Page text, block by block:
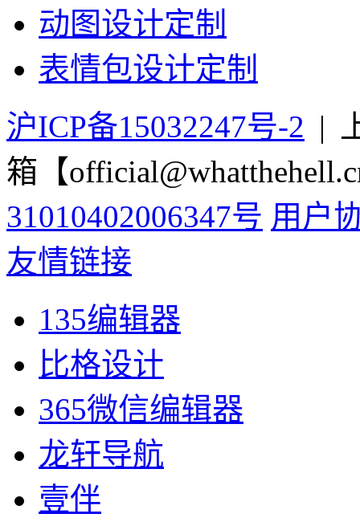
动图设计定制
表情包设计定制
沪ICP备15032247号-2 |
箱【
31010402006347号 用户
友情链接
135编辑器
比格设计
365微信编辑器
龙轩导航
壹伴